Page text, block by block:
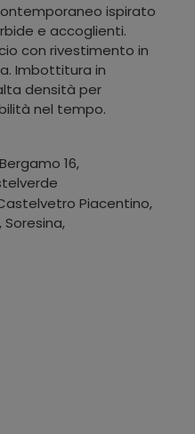
ispirato
e accoglienti.
con rivestimento in
Imbottitura in
densità per
nel tempo.
16,
Piacentino,
Soresina,